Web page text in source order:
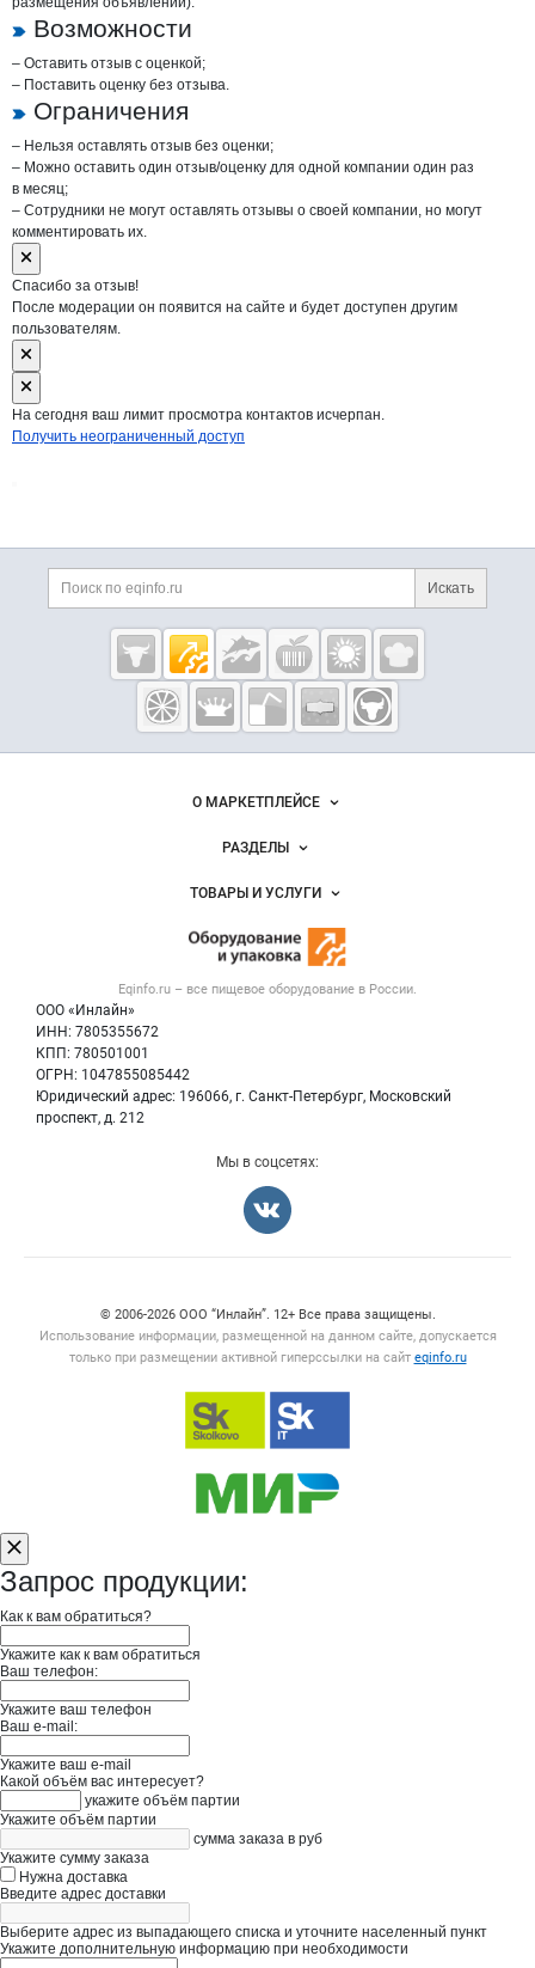
Возможности
– Оставить отзыв с оценкой;
– Поставить оценку без отзыва.
Ограничения
– Нельзя оставлять отзыв без оценки;
– Можно оставить один отзыв/оценку для одной компании один раз
в месяц;
– Сотрудники не могут оставлять отзывы о своей компании, но могут
комментировать их.
Спасибо за отзыв!
После модерации он появится на сайте и будет доступен другим
пользователям.
На сегодня ваш лимит просмотра контактов исчерпан.
Получить неограниченный доступ
Дополнительная информация
Поиск по сайту и
Искать
Cсылки на полезные проекты
Eqinfo.ru —
пищевое
оборудование
и упаковка
Важные разделы и контакты
Eqinfo.ru – все пищевое оборудование в России.
ООО «Инлайн»
ИНН: 7805355672
КПП: 780501001
ОГРН: 1047855085442
Юридический адрес: 196066, г. Санкт-Петербург, Московский
проспект, д. 212
Навигация по сайтуО МАРКЕТПЛЕЙСЕ
Новости Eqinfo.ru
Размещение рекламы
Публичная оферта
Контактная информация
Политика обработки персональных данных
РАЗДЕЛЫ
Объявления
Вакансии
ТОВАРЫ И УСЛУГИ
Оборудование для пищепрома
Тара и упаковка
Б/у оборудование
Мы в соцсетях:
© 2006‑2026 ООО “Инлайн”. 12+ Все права защищены.
Использование информации, размещенной на данном сайте, допускается
только при размещении активной гиперссылки на сайт eqinfo.ru
Запрос продукции:
Как к вам обратиться?
Укажите как к вам обратиться
Ваш телефон:
Укажите ваш телефон
Ваш e-mail:
Укажите ваш e-mail
Какой объём вас интересует?
укажите объём партии
Укажите объём партии
сумма заказа в руб
Укажите сумму заказа
Нужна доставка
Введите адрес доставки
Выберите адрес из выпадающего списка и уточните населенный пункт
Укажите дополнительную информацию при необходимости